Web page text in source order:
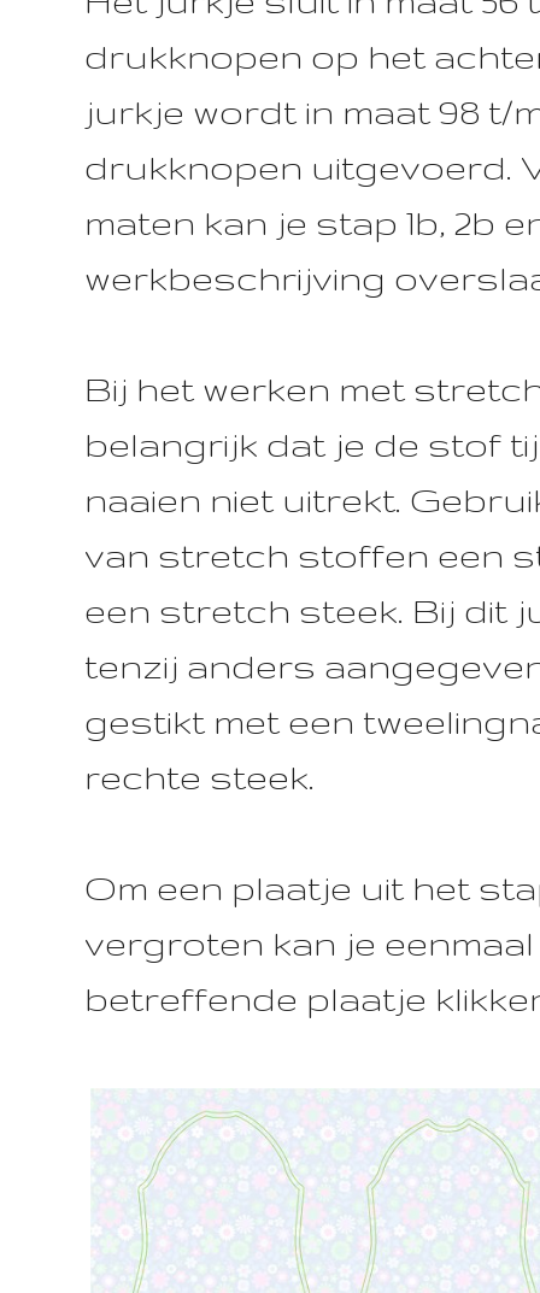
drukknopen op het
jurkje wordt in maat 98 t/
drukknopen uitgevoerd.
maten kan je stap 1b, 2b
werkbeschrijving
Bij het werken met
belangrijk dat je de stof
naaien niet uitrekt.
van stretch stoffen een
een stretch steek. Bij dit
tenzij anders
gestikt met een
rechte steek.
Om een plaatje uit het
vergroten kan je
betreffende plaatje